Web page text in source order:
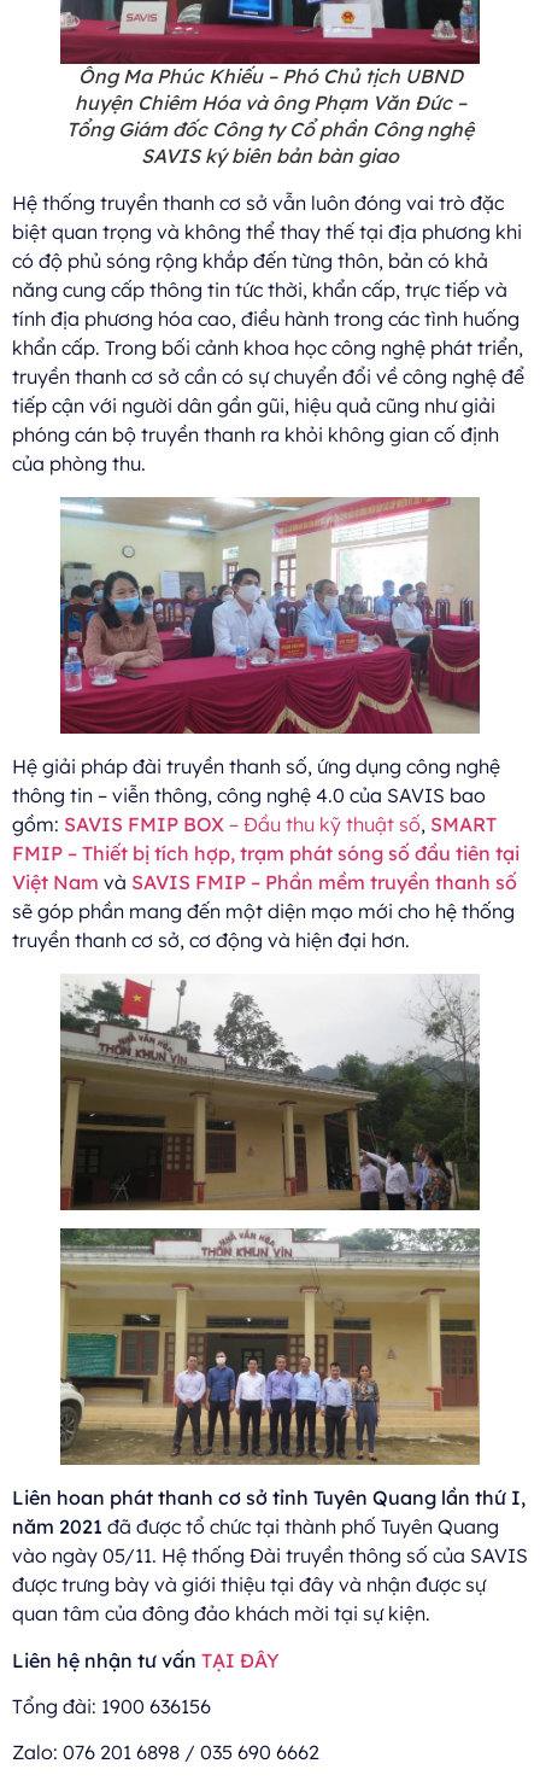
Ông Ma Phúc Khiếu – Phó Chủ tịch UBND
huyện Chiêm Hóa và ông Phạm Văn Đức –
Tổng Giám đốc Công ty Cổ phần Công nghệ
SAVIS ký biên bản bàn giao
Hệ thống truyền thanh cơ sở vẫn luôn đóng vai trò đặc
biệt quan trọng và không thể thay thế tại địa phương khi
có độ phủ sóng rộng khắp đến từng thôn, bản có khả
năng cung cấp thông tin tức thời, khẩn cấp, trực tiếp và
tính địa phương hóa cao, điều hành trong các tình huống
khẩn cấp. Trong bối cảnh khoa học công nghệ phát triển,
truyền thanh cơ sở cần có sự chuyển đổi về công nghệ để
tiếp cận với người dân gần gũi, hiệu quả cũng như giải
phóng cán bộ truyền thanh ra khỏi không gian cố định
của phòng thu.
Hệ giải pháp đài truyền thanh số, ứng dụng công nghệ
thông tin – viễn thông, công nghệ 4.0 của SAVIS bao
gồm: SAVIS FMIP BOX – Đầu thu kỹ thuật số, SMART
FMIP – Thiết bị tích hợp, trạm phát sóng số đầu tiên tại
Việt Nam và SAVIS FMIP – Phần mềm truyền thanh số
sẽ góp phần mang đến một diện mạo mới cho hệ thống
truyền thanh cơ sở, cơ động và hiện đại hơn.
Liên hoan phát thanh cơ sở tỉnh Tuyên Quang lần thứ I,
năm 2021 đã được tổ chức tại thành phố Tuyên Quang
vào ngày 05/11. Hệ thống Đài truyền thông số của SAVIS
được trưng bày và giới thiệu tại đây và nhận được sự
quan tâm của đông đảo khách mời tại sự kiện.
Liên hệ nhận tư vấn TẠI ĐÂY
Tổng đài: 1900 636156
Zalo: 076 201 6898 / 035 690 6662